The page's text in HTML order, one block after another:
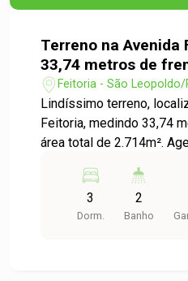
metragens, garantindo
família tenha seu próprio
do conforto. Tudo isso em um condomínio
fechado, com segurança
completa. Que
você e sua família
vantagens! Entre em contato agora mesmo e
saiba mais.
Terreno na Avenida
33,74 metros de
localização.
Feitoria - São Leopoldo/
Lindíssimo terreno,
Feitoria, medindo 33,74
área total de 2.714m². Agende sua visita e
3
Dorm.
2
Banho